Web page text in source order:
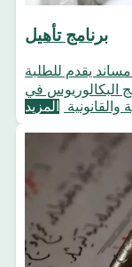
برنامج تأهيل
يقدم للطلبة
البكالوريوس في
المزيد